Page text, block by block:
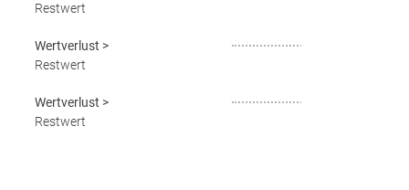
Restwert
Wertverlust >
Restwert
Wertverlust >
Restwert